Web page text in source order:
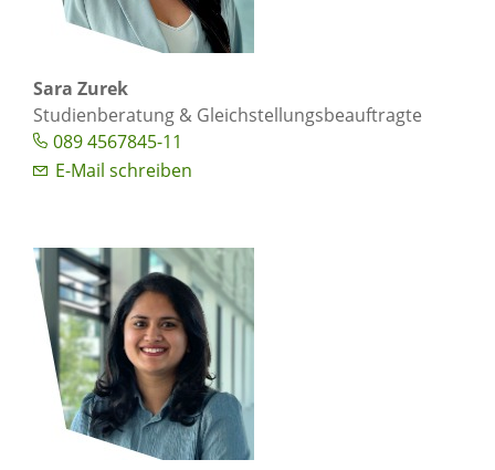
Sara Zurek
Studienberatung & Gleichstellungsbeauftragte
089 4567845-11
E-Mail schreiben